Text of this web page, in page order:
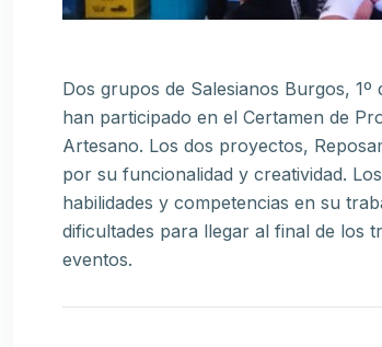
Dos grupos de Salesianos Burgos,
han participado en el Certamen de
Artesano. Los dos proyectos,
por su funcionalidad y creatividad.
habilidades y competencias en su
dificultades para llegar al final de los
eventos.